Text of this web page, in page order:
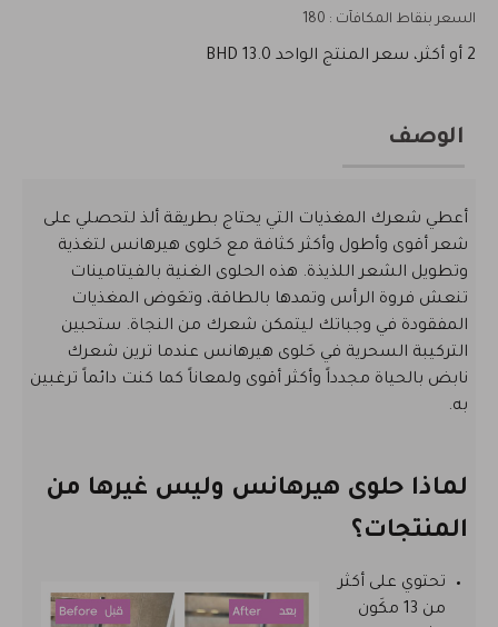
السعر بنقاط المكافآت : 180
2 أو أكثر، سعر المنتج الواحد 13.0 BHD
الوصف
أعطي شعرك المغذيات التي يحتاج بطريقة ألذ لتحصلي على
شعر أقوى وأطول وأكثر كثافة مع حَلوى هيرهانس لتغذية
وتطويل الشعر اللذيذة. هذه الحلوى الغنية بالفيتامينات
تنعش فروة الرأس وتمدها بالطاقة، وتعَوض المغذيات
المفقودة في وجباتك ليتمكن شعرك من النجاة. ستحبين
التركيبة السحرية في حَلوى هيرهانس عندما ترين شعرك
نابض بالحياة مجدداً وأكثر أقوى ولمعاناً كما كنت دائماً ترغبين
به.
لماذا حلوى هيرهانس وليس غيرها من
المنتجات؟
تحتوي على أكثر
من 13 مكَون